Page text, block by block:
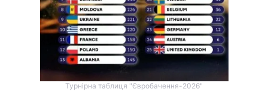
Тема оформлення
Турнірна таблиця "Євробачення-2026"